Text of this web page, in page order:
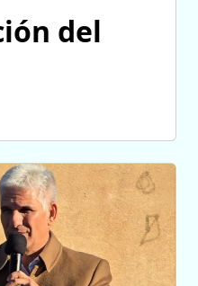
del